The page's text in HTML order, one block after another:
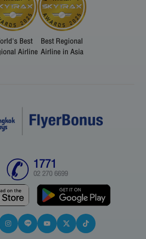
Best
Airline
Best Regional
Airline in Asia
1771
02 270 6699